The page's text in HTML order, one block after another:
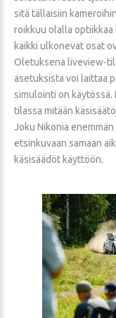
sitä tällaisiin
roikkuu olalla
kaikki ulkonevat osat
Oletuksena liveview-
asetuksista voi laittaa
simulointi on käytössä.
tilassa mitään
Joku Nikonia
etsinkuvaan samaan
käsisäädöt käyttöön.